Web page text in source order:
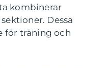
kombinerar
Dessa
för träning och